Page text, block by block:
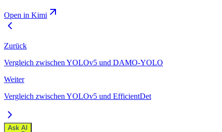
Open in Kimi
Zurück
Vergleich zwischen YOLOv5 und DAMO-YOLO
Weiter
Vergleich zwischen YOLOv5 und EfficientDet
Ask AI